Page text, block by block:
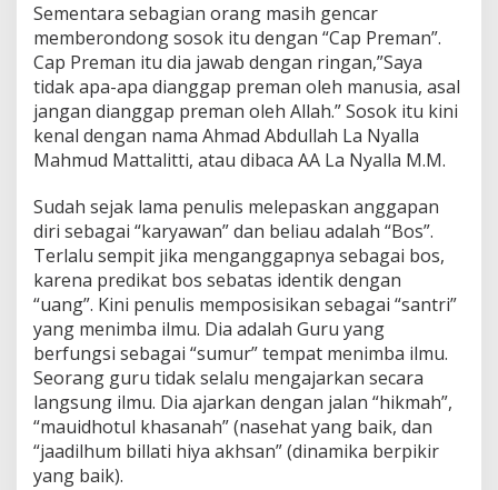
Sementara sebagian orang masih gencar
memberondong sosok itu dengan “Cap Preman”.
Cap Preman itu dia jawab dengan ringan,”Saya
tidak apa-apa dianggap preman oleh manusia, asal
jangan dianggap preman oleh Allah.” Sosok itu kini
kenal dengan nama Ahmad Abdullah La Nyalla
Mahmud Mattalitti, atau dibaca AA La Nyalla M.M.
Sudah sejak lama penulis melepaskan anggapan
diri sebagai “karyawan” dan beliau adalah “Bos”.
Terlalu sempit jika menganggapnya sebagai bos,
karena predikat bos sebatas identik dengan
“uang”. Kini penulis memposisikan sebagai “santri”
yang menimba ilmu. Dia adalah Guru yang
berfungsi sebagai “sumur” tempat menimba ilmu.
Seorang guru tidak selalu mengajarkan secara
langsung ilmu. Dia ajarkan dengan jalan “hikmah”,
“mauidhotul khasanah” (nasehat yang baik, dan
“jaadilhum billati hiya akhsan” (dinamika berpikir
yang baik).